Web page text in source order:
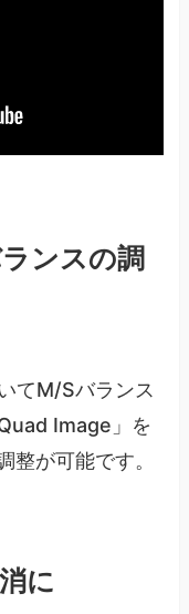
ンスの調
てM/Sバランス
Image」を
整が可能です。
に